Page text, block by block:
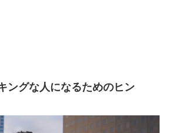
ングな人になるためのヒン